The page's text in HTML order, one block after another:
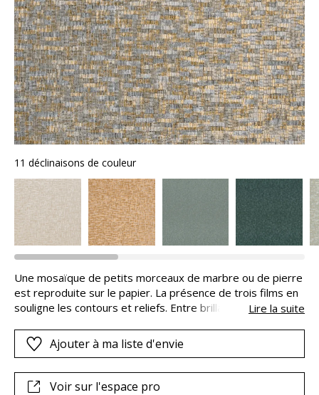
11 déclinaisons de couleur
Une mosaïque de petits morceaux de marbre ou de pierre
est reproduite sur le papier. La présence de trois films en
souligne les contours et reliefs. Entre brillance et matité,
et de lumière. Certains coloris sont rehaussés d’encres
métalliques aux reflets irisés.
Lire la suite
Ajouter à ma liste d'envie
Voir sur l'espace pro